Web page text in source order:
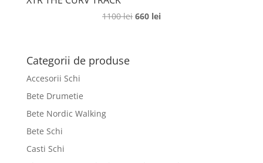
1100lei Prețul
660 leiPrețul
Categorii de produse
Accesorii Schi
Bete Drumetie
Bete Nordic Walking
Bete Schi
Casti Schi